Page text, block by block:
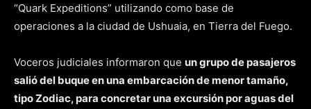
“Quark Expeditions” utilizando como base de
operaciones a la ciudad de Ushuaia, en Tierra del Fuego.
Voceros judiciales informaron que un grupo de pasajeros
salió del buque en una embarcación de menor tamaño,
tipo Zodiac, para concretar una excursión por aguas del